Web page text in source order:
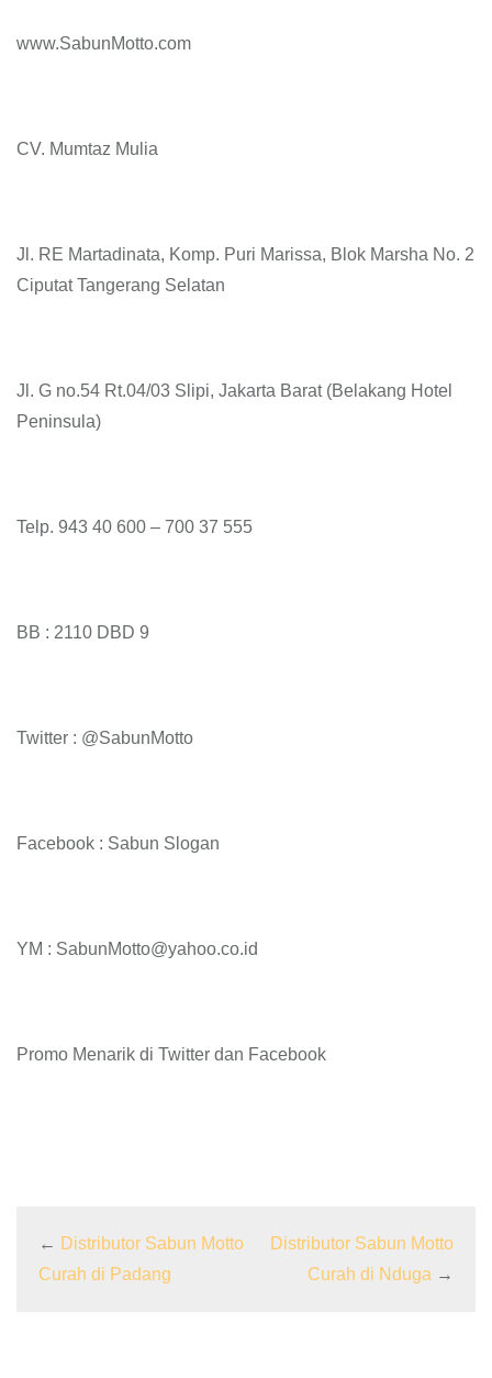
www.SabunMotto.com
CV. Mumtaz Mulia
Jl. RE Martadinata, Komp. Puri Marissa, Blok Marsha No. 2
Ciputat Tangerang Selatan
Jl. G no.54 Rt.04/03 Slipi, Jakarta Barat (Belakang Hotel
Peninsula)
Telp. 943 40 600 – 700 37 555
BB : 2110 DBD 9
Twitter : @SabunMotto
Facebook : Sabun Slogan
YM : SabunMotto@yahoo.co.id
Promo Menarik di Twitter dan Facebook
← Distributor Sabun Motto
Curah di Padang
Distributor Sabun Motto
Curah di Nduga →